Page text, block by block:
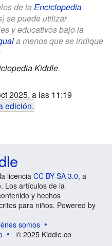
de la Enciclopedia
se puede utilizar
y educativos bajo la
a menos que se indique
Kiddle.
2025, a las 11:19
edición.
licencia CC BY-SA 3.0, a
Los artículos de la
y hechos
para niños. Powered by
somos
© 2025 Kiddle.co